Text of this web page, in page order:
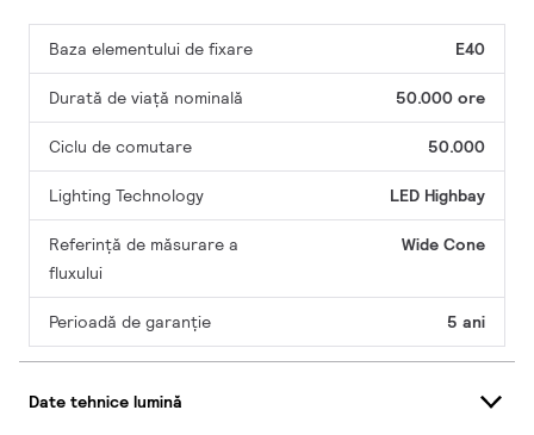
Baza elementului de fixare E40
Durată de viață nominală 50.000 ore
Ciclu de comutare 50.000
Lighting Technology LED Highbay
Referință de măsurare a
fluxului
Wide Cone
Perioadă de garanţie 5 ani
Date tehnice lumină